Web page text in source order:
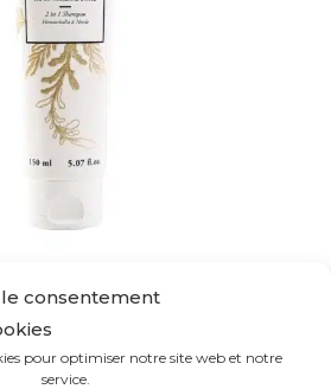
consentement
pour optimiser notre site web et notre
service.
EN 1 HIMANTHALIA & ORTIE
et brillance aux cheveux